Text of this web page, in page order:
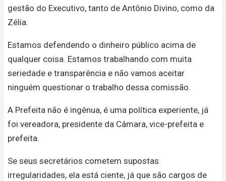
gestão do Executivo, tanto de Antônio Divino, como da
Zélia.
Estamos defendendo o dinheiro público acima de
qualquer coisa. Estamos trabalhando com muita
seriedade e transparência e não vamos aceitar
ninguém questionar o trabalho dessa comissão.
A Prefeita não é ingênua, é uma política experiente, já
foi vereadora, presidente da Câmara, vice-prefeita e
prefeita.
Se seus secretários cometem supostas
irregularidades, ela está ciente, já que são cargos de